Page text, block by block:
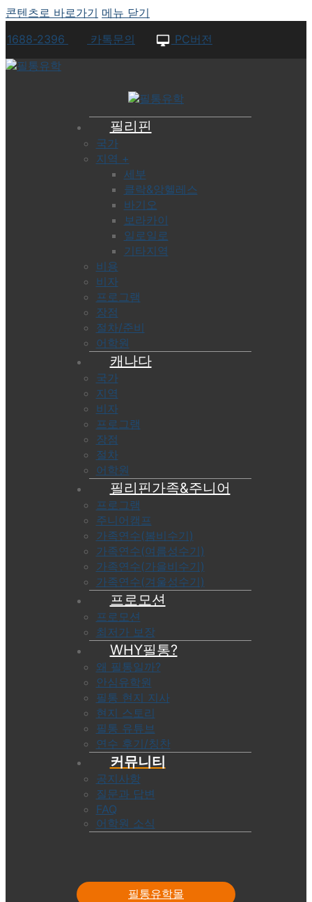
콘텐츠로 바로가기 메뉴 닫기
1688-2396
카톡문의 PC버전
필리핀
국가
지역 +
세부
클락&앙헬레스
바기오
보라카이
일로일로
기타지역
비용
비자
프로그램
장점
절차/준비
어학원
캐나다
국가
지역
비자
프로그램
장점
절차
어학원
필리핀가족&주니어
프로그램
주니어캠프
가족연수(봄비수기)
가족연수(여름성수기)
가족연수(가을비수기)
가족연수(겨울성수기)
프로모션
프로모션
최저가 보장
WHY필통?
왜 필통일까?
안심유학원
필통 현지 지사
현지 스토리
필통 유튜브
연수 후기/칭찬
커뮤니티
공지사항
질문과 답변
FAQ
어학원 소식
필통유학몰